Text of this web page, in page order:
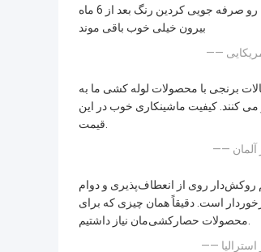
نقاشی رو صرفه جویی کردین رنگ بعد از 6 ماه
بیرون خیلی خوب باقی موند
برنجی با محصولات لوله کشی ما به
می کنند. کیفیت ماشینکاری خوب در این
قیمت.
آلمان
روکش‌دار روی از انعطاف‌پذیری و دوام
است. دقیقاً همان چیزی که برای
محصولات حصارکشی‌مان نیاز داشتیم.
استرالیا